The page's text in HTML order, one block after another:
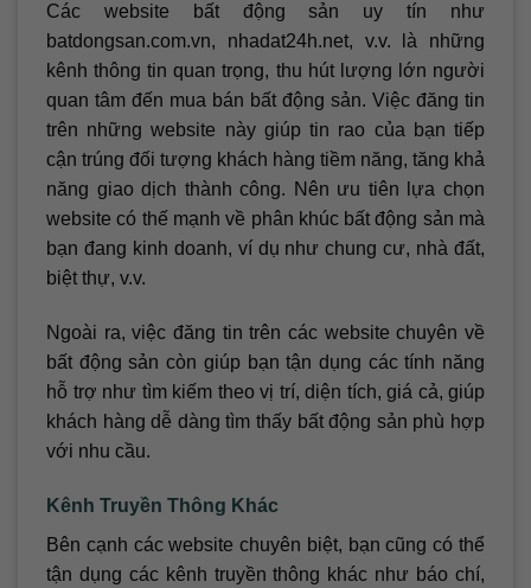
Các website bất động sản uy tín như
batdongsan.com.vn, nhadat24h.net, v.v. là những
kênh thông tin quan trọng, thu hút lượng lớn người
quan tâm đến mua bán bất động sản. Việc đăng tin
trên những website này giúp tin rao của bạn tiếp
cận trúng đối tượng khách hàng tiềm năng, tăng khả
năng giao dịch thành công. Nên ưu tiên lựa chọn
website có thế mạnh về phân khúc bất động sản mà
bạn đang kinh doanh, ví dụ như chung cư, nhà đất,
biệt thự, v.v.
Ngoài ra, việc đăng tin trên các website chuyên về
bất động sản còn giúp bạn tận dụng các tính năng
hỗ trợ như tìm kiếm theo vị trí, diện tích, giá cả, giúp
khách hàng dễ dàng tìm thấy bất động sản phù hợp
với nhu cầu.
Kênh Truyền Thông Khác
Bên cạnh các website chuyên biệt, bạn cũng có thể
tận dụng các kênh truyền thông khác như báo chí,